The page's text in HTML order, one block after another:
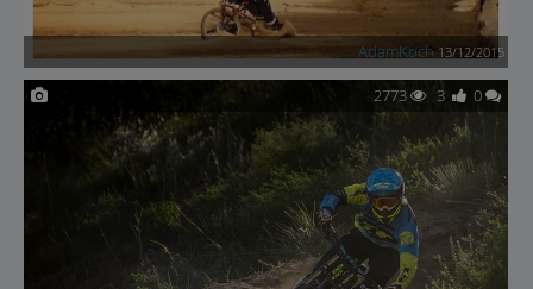
AdamKoch 13/12/2015
2773 3 0